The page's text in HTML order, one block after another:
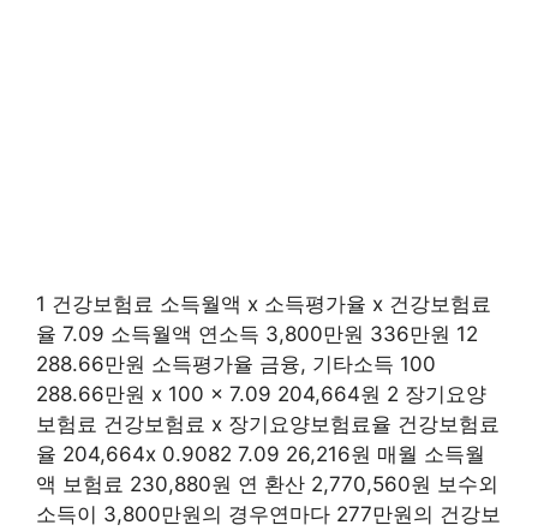
1 건강보험료 소득월액 x 소득평가율 x 건강보험료
율 7.09 소득월액 연소득 3,800만원 336만원 12
288.66만원 소득평가율 금융, 기타소득 100
288.66만원 x 100 x 7.09 204,664원 2 장기요양
보험료 건강보험료 x 장기요양보험료율 건강보험료
율 204,664x 0.9082 7.09 26,216원 매월 소득월
액 보험료 230,880원 연 환산 2,770,560원 보수외
소득이 3,800만원의 경우연마다 277만원의 건강보